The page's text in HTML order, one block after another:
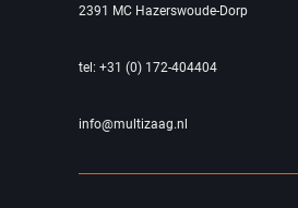
2391 MC Hazerswoude-Dorp
tel: +31 (0) 172-404404
info@multizaag.nl